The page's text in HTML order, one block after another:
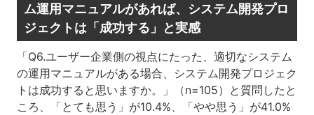
ム運用マニュアルがあれば、システム開発プロ
ジェクトは「成功する」と実感
「Q6.ユーザー企業側の視点にたった、適切なシステム
の運用マニュアルがある場合、システム開発プロジェク
トは成功すると思いますか。」（n=105）と質問したと
ころ、「とても思う」が10.4%、「やや思う」が41.0%